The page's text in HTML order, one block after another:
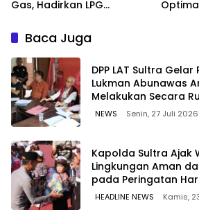
Gas, Hadirkan LPG
Lebih Kompetitif
Baca Juga
‎DPP LAT Sultra
Lukman Abunawas
Melakukan Secara
NEWS Senin, 27 Juli 2026
Kapolda Sultra Ajak
Lingkungan Aman
pada Peringatan
2026
HEADLINE NEWS Kamis,